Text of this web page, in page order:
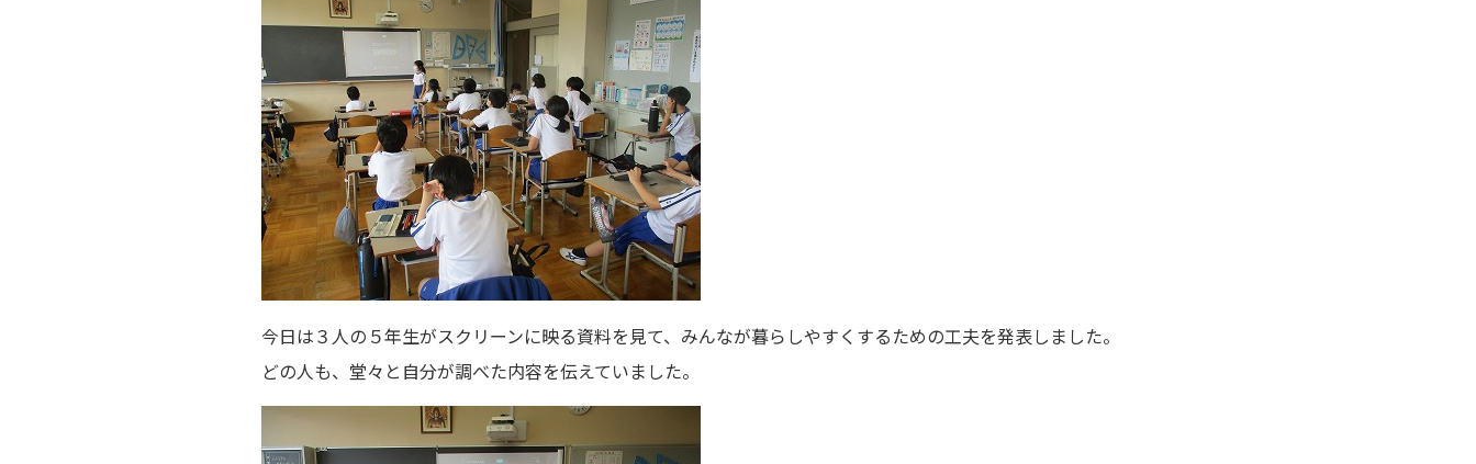
今日は３人の５年生がスクリーンに映る資料を見て、みんなが暮らしやすくするための工夫を発表しました。
どの人も、堂々と自分が調べた内容を伝えていました。